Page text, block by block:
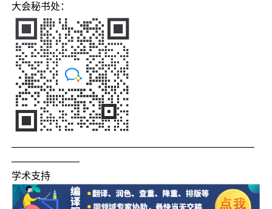
大会秘书处：
—————————————————————————
———————
学术支持